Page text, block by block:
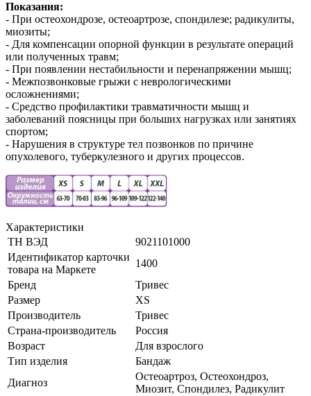
Показания:
- При остеохондрозе, остеоартрозе, спондилезе; радикулиты,
миозиты;
- Для компенсации опорной функции в результате операций
или полученных травм;
- При появлении нестабильности и перенапряжении мышц;
- Межпозвонковые грыжи с неврологическими
осложнениями;
- Средство профилактики травматичности мышц и
заболеваний поясницы при больших нагрузках или занятиях
спортом;
- Нарушения в структуре тел позвонков по причине
опухолевого, туберкулезного и других процессов.
Характеристики
ТН ВЭД
9021101000
Идентификатор карточки
товара на Маркете
1400
Бренд
Тривес
Размер
XS
Производитель
Тривес
Страна-производитель
Россия
Возраст
Для взрослого
Тип изделия
Бандаж
Диагноз
Остеоартроз, Остеохондроз,
Миозит, Спондилез, Радикулит